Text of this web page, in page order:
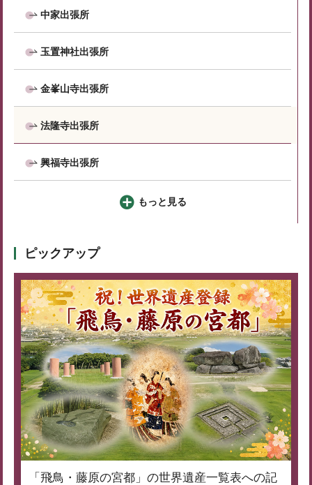
中家出張所
玉置神社出張所
金峯山寺出張所
法隆寺出張所
興福寺出張所
もっと見る
ピックアップ
「飛鳥・藤原の宮都」の世界遺産一覧表への記